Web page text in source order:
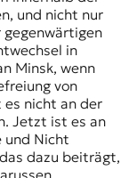
und nicht nur
in
Minsk, wenn
von
nicht an der
Jetzt ist es an
und Nicht
dazu beiträgt,